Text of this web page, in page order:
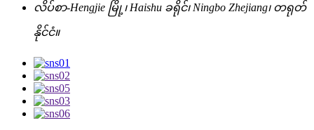
လိပ်စာ-Hengjie မြို့၊ Haishu ခရိုင်၊ Ningbo Zhejiang၊ တရုတ်
နိုင်ငံ။